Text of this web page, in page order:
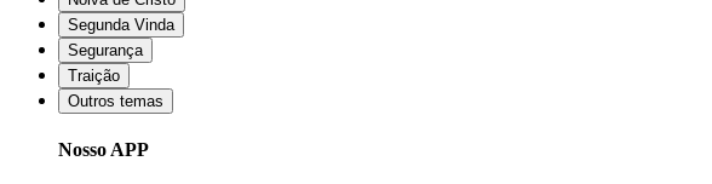
Segunda Vinda
Segurança
Traição
Outros temas
Nosso APP